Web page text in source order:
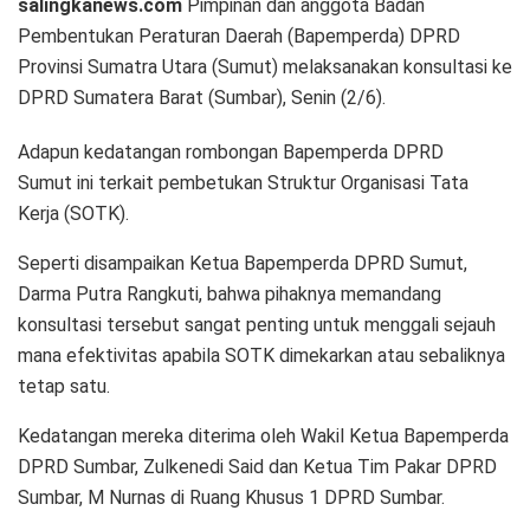
salingkanews.com Pimpinan dan anggota Badan
Pembentukan Peraturan Daerah (Bapemperda) DPRD
Provinsi Sumatra Utara (Sumut) melaksanakan konsultasi ke
DPRD Sumatera Barat (Sumbar), Senin (2/6).
Adapun kedatangan rombongan Bapemperda DPRD
Sumut ini terkait pembetukan Struktur Organisasi Tata
Kerja (SOTK).
Seperti disampaikan Ketua Bapemperda DPRD Sumut,
Darma Putra Rangkuti, bahwa pihaknya memandang
konsultasi tersebut sangat penting untuk menggali sejauh
mana efektivitas apabila SOTK dimekarkan atau sebaliknya
tetap satu.
Kedatangan mereka diterima oleh Wakil Ketua Bapemperda
DPRD Sumbar, Zulkenedi Said dan Ketua Tim Pakar DPRD
Sumbar, M Nurnas di Ruang Khusus 1 DPRD Sumbar.